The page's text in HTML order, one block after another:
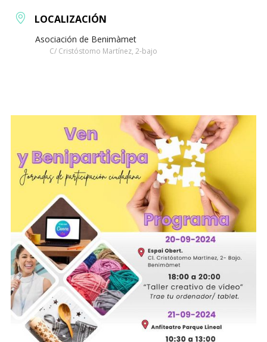
LOCALIZACIÓN
Asociación de Benimàmet
C/ Cristóstomo Martínez, 2-bajo